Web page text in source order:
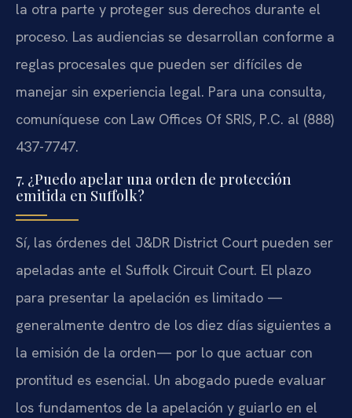
la otra parte y proteger sus derechos durante el
proceso. Las audiencias se desarrollan conforme a
reglas procesales que pueden ser difíciles de
manejar sin experiencia legal. Para una consulta,
comuníquese con Law Offices Of SRIS, P.C. al (888)
437-7747.
7. ¿Puedo apelar una orden de protección
emitida en Suffolk?
Sí, las órdenes del J&DR District Court pueden ser
apeladas ante el Suffolk Circuit Court. El plazo
para presentar la apelación es limitado —
generalmente dentro de los diez días siguientes a
la emisión de la orden— por lo que actuar con
prontitud es esencial. Un abogado puede evaluar
los fundamentos de la apelación y guiarlo en el